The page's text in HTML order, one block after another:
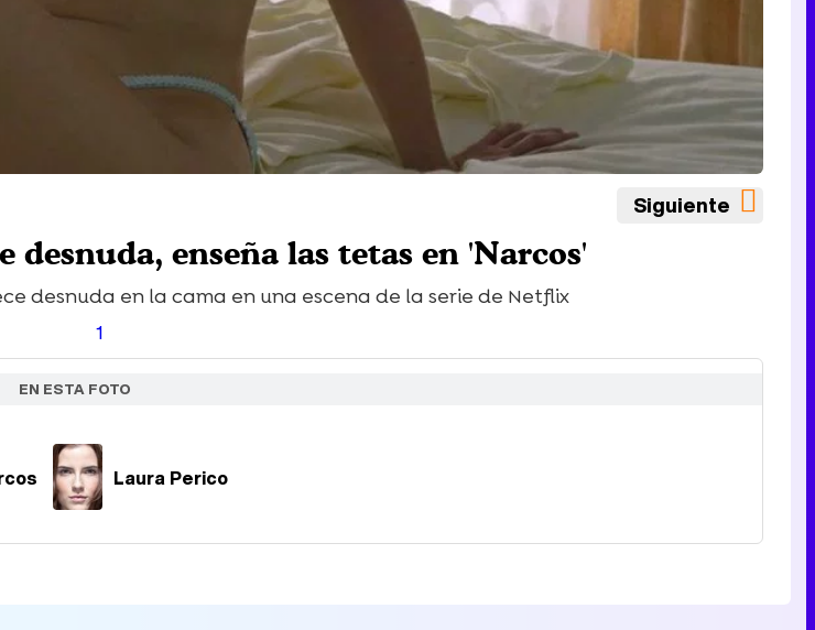
Siguiente
enseña las tetas en 'Narcos'
desnuda en la cama en una escena de la serie de Netflix
1
EN ESTA FOTO
Laura Perico